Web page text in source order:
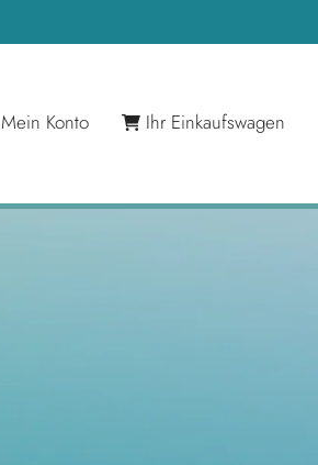
Mein Konto Ihr Einkaufswagen